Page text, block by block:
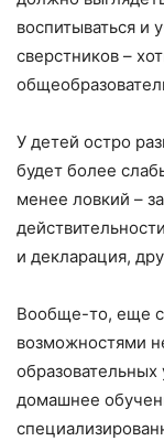
воспитываться и
сверстников –
У детей остро
будет более
менее ловкий –
и декларация,
Вообще-то, еще
возможностями
домашнее